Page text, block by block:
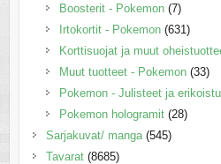
Boosterit - Pokemon (7)
Irtokortit - Pokemon (631)
Korttisuojat ja muut
Muut tuotteet - Pokemon (33)
Pokemon - Julisteet ja
Pokemon hologramit (28)
Sarjakuvat/ manga (545)
Tavarat (8685)